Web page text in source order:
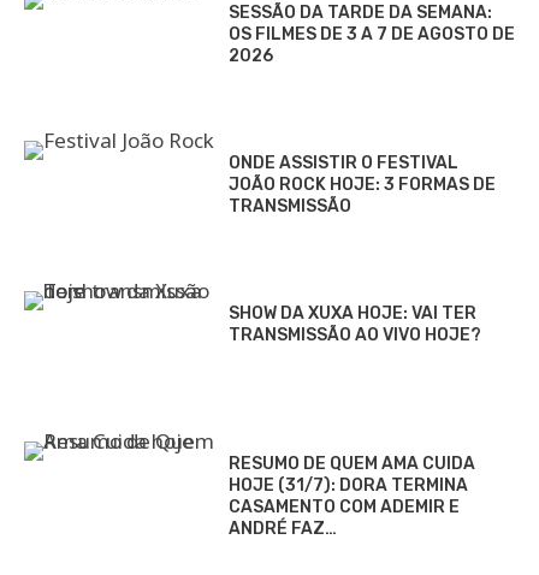
SESSÃO DA TARDE DA SEMANA:
OS FILMES DE 3 A 7 DE AGOSTO DE
2026
ONDE ASSISTIR O FESTIVAL
JOÃO ROCK HOJE: 3 FORMAS DE
TRANSMISSÃO
SHOW DA XUXA HOJE: VAI TER
TRANSMISSÃO AO VIVO HOJE?
RESUMO DE QUEM AMA CUIDA
HOJE (31/7): DORA TERMINA
CASAMENTO COM ADEMIR E
ANDRÉ FAZ…